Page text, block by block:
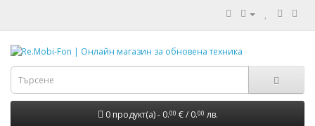
0 продукт(а) - 0.00 € / 0.00 лв.